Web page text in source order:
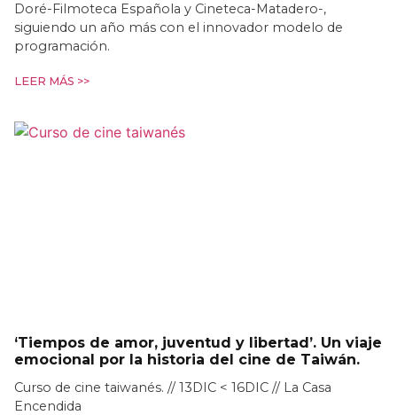
Doré-Filmoteca Española y Cineteca-Matadero-,
siguiendo un año más con el innovador modelo de
programación.
LEER MÁS >>
‘Tiempos de amor, juventud y libertad’. Un viaje
emocional por la historia del cine de Taiwán.
Curso de cine taiwanés. // 13DIC < 16DIC // La Casa
Encendida